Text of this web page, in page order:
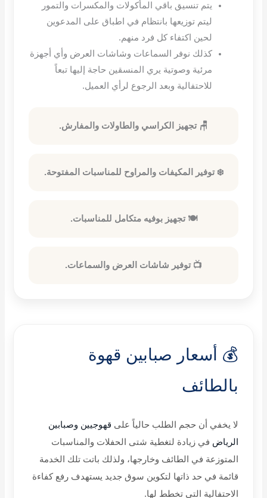
يتم تنسيق باقي المأكولات والمكسرات والتمور
ليتم توزيعها بانتظام في اطباق على المدعوين
لحين اكتفاء كل فرد منهم.
كذلك نوفر السماعات وشاشات العرض وأي أجهزة
مرئية وصوتية يري المنسقين حاجة إليها تبعاً
للاحتفالية وبعد الرجوع لرأي العميل.
🪑 تجهيز الكراسي والطاولات والمفارش.
❄️ توفير المكيفات والمراوح للمناسبات المفتوحة.
🍽️ تجهيز بوفيه متكامل للمناسبات.
📺 توفير شاشات العرض والسماعات.
💰 أسعار صبابين قهوة
بالطائف
لا يخفي أن حجم الطلب حالياً على قهوجيين وصبابين
الرياض في زيادة لتغطية شتى الحفلات والمناسبات
المتوزعة في الطائف وخارجها، ولذلك باتت تلك الخدمة
قائمة في حد ذاتها لتكوين سوق جديد يستهدف رفع كفاءة
الاحتفالية التي تخطط لها.